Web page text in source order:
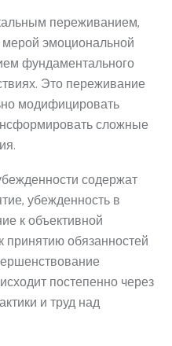
переживанием,
эмоциональной
фундаментального
Это переживание
модифицировать
сложные
содержат
убежденность в
к объективной
обязанностей
постепенно через
и труд над